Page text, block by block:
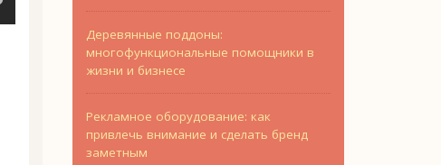
Деревянные поддоны:
многофункциональные помощники в
жизни и бизнесе
Рекламное оборудование: как
привлечь внимание и сделать бренд
заметным